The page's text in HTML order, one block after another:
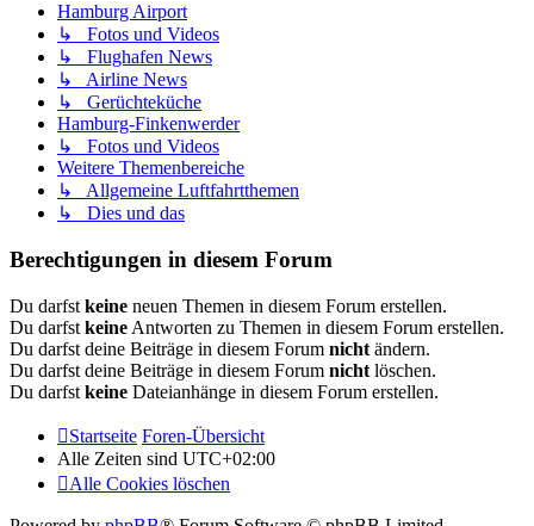
Hamburg Airport
↳ Fotos und Videos
↳ Flughafen News
↳ Airline News
↳ Gerüchteküche
Hamburg-Finkenwerder
↳ Fotos und Videos
Weitere Themenbereiche
↳ Allgemeine Luftfahrtthemen
↳ Dies und das
Berechtigungen in diesem Forum
Du darfst keine neuen Themen in diesem Forum erstellen.
Du darfst keine Antworten zu Themen in diesem Forum erstellen.
Du darfst deine Beiträge in diesem Forum nicht ändern.
Du darfst deine Beiträge in diesem Forum nicht löschen.
Du darfst keine Dateianhänge in diesem Forum erstellen.
Startseite Foren-Übersicht
Alle Zeiten sind UTC+02:00
Alle Cookies löschen